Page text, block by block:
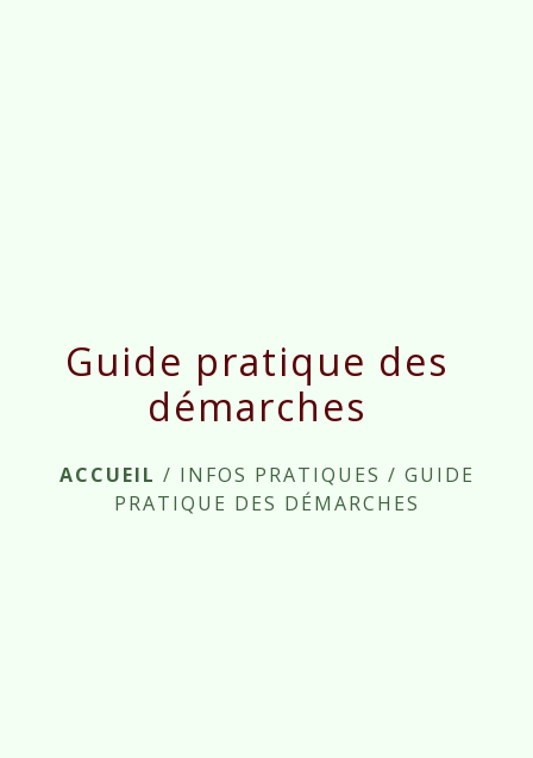
Guide pratique des
démarches
ACCUEIL / INFOS PRATIQUES / GUIDE
PRATIQUE DES DÉMARCHES